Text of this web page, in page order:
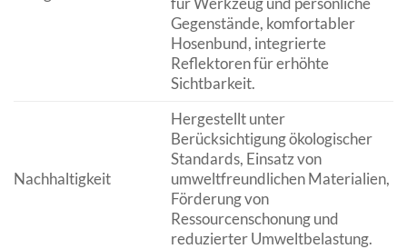
Gegenstände, komfortabler
Hosenbund, integrierte
Reflektoren für erhöhte
Sichtbarkeit.
Nachhaltigkeit
Hergestellt unter
Berücksichtigung ökologischer
Standards, Einsatz von
umweltfreundlichen Materialien,
Förderung von
Ressourcenschonung und
reduzierter Umweltbelastung.